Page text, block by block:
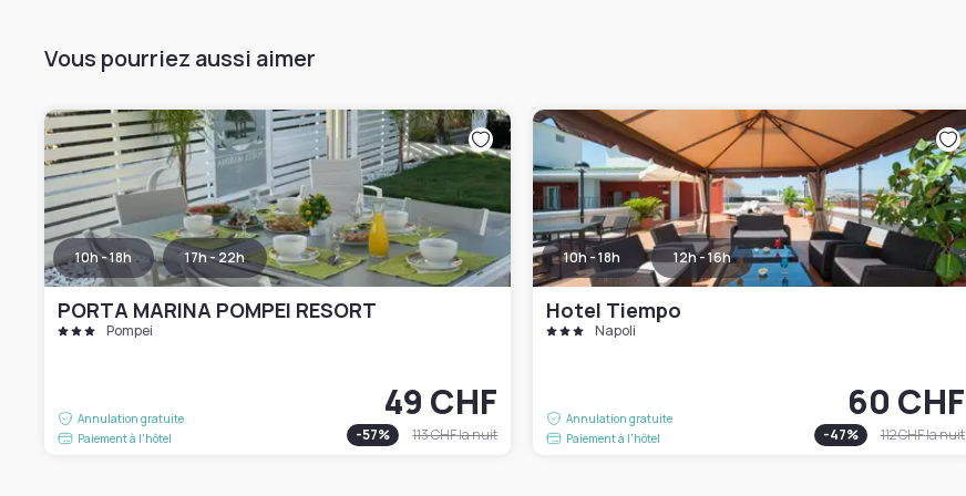
Vous pourriez aussi aimer
10h - 18h 17h - 22h
PORTA MARINA POMPEI RESORT
Pompei
Annulation gratuite
Paiement à l'hôtel
49 CHF
-57% 113 CHFla nuit
10h - 18h 12h - 16h
Hotel Tiempo
Napoli
Annulation gratuite
Paiement à l'hôtel
60 CHF
-47% 112 CHFla nuit